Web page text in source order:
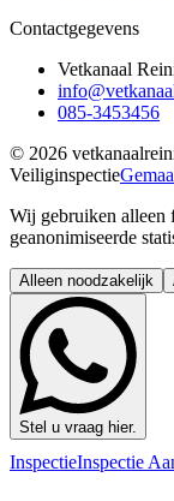
Contactgegevens
Vetkanaal
085-3453456
© 2026
Veiliginspectie
Wij gebruiken alleen
geanonimiseerde
Alleen noodzakelijk
Stel u vraag hier.
InspectieInspectie